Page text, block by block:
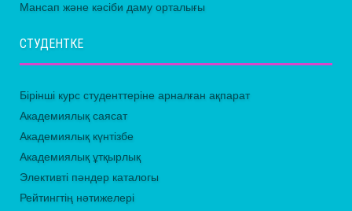
Мансап және кәсіби даму орталығы
СТУДЕНТКЕ
Бірінші курс студенттеріне арналған ақпарат
Академиялық саясат
Академиялық күнтізбе
Академиялық ұтқырлық
Элективті пәндер каталогы
Рейтингтің нәтижелері